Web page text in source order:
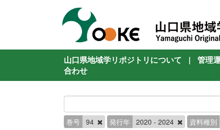
山口県地域学リポジトリについて |
管理
合わせ
巻号 94 発行年 2020 - 2024 資料種別